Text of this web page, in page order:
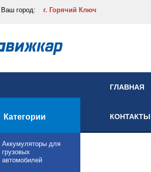
Ваш город: г. Горячий Ключ
ГЛАВНАЯ
КОНТАКТЫ
Категории
Аккумуляторы для
грузовых
автомобилей